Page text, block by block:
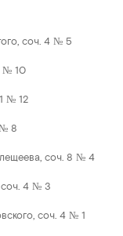
соч. 4 № 5
№ 10
№ 12
№ 8
соч. 8 № 4
соч. 4 № 3
соч. 4 № 1